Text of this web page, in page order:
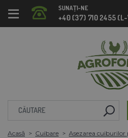
SUNAȚI-NE
+40 (37) 710 2455
Acasă Cuibare
Asezarea cuiburilor